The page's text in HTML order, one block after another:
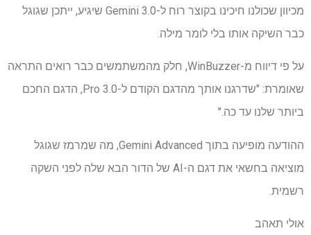
מכיוון שכולנו חיכינו בקוצר רוח ל-Gemini 3.0 שיגיע, ייתכן שגוגל
כבר השיקה אותו בלי לומר מילה.
על פי דיווח מ-WinBuzzer, חלק מהמשתמשים כבר רואים התראה
שאומרת: "שדרגנו אותך מהדגם הקודם ל-3.0 Pro, הדגם החכם
ביותר שלנו עד כה."
ההודעה מופיעה בתוך Gemini Advanced, מה שמרמז שגוגל
מוציאה בחשאי את דגם ה-AI של הדור הבא שלה לפני השקה
רשמית.
אולי תאהב